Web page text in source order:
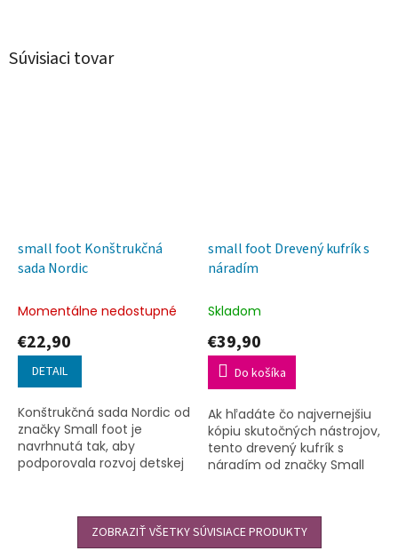
Súvisiaci tovar
small foot Konštrukčná
sada Nordic
Momentálne nedostupné
€22,90
DETAIL
Konštrukčná sada Nordic od
značky Small foot je
navrhnutá tak, aby
podporovala rozvoj detskej
stavebnicou si deti môžu...
small foot Drevený kufrík s
náradím
Skladom
€39,90
Do košíka
Ak hľadáte čo najvernejšiu
kópiu skutočných nástrojov,
tento drevený kufrík s
náradím od značky Small
zbytočné farby či obrázky,
len...
ZOBRAZIŤ VŠETKY SÚVISIACE PRODUKTY